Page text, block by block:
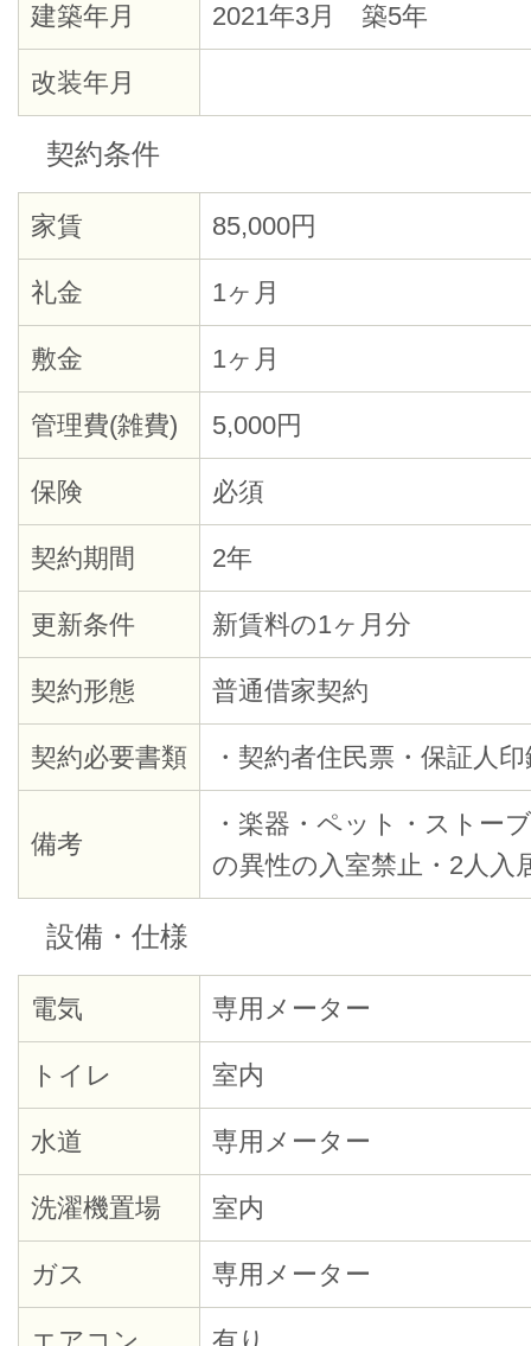
建築年月 2021年3月 築5年
改装年月
契約条件
家賃 85,000円
礼金 1ヶ月
敷金 1ヶ月
管理費(雑費) 5,000円
保険 必須
契約期間 2年
更新条件 新賃料の1ヶ月分
契約形態 普通借家契約
契約必要書類 ・契約者住民票・保証人
備考
・楽器・ペット・ストー
の異性の入室禁止・2人入
設備・仕様
電気 専用メーター
トイレ 室内
水道 専用メーター
洗濯機置場 室内
ガス 専用メーター